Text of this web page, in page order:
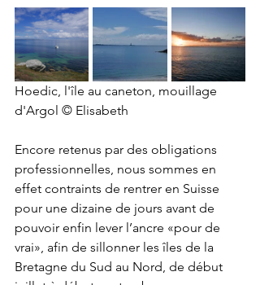
Hoedic, l'île au caneton, mouillage
d'Argol © Elisabeth
Encore retenus par des obligations
professionnelles, nous sommes en
effet contraints de rentrer en Suisse
pour une dizaine de jours avant de
pouvoir enfin lever l’ancre «pour de
vrai», afin de sillonner les îles de la
Bretagne du Sud au Nord, de début